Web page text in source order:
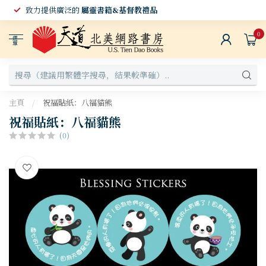
致力提供廣泛的屬靈書籍&基督教禮品
選
單
0
主頁 / 祝福貼紙：八福貓熊
祝福貼紙：八福貓熊
(0)